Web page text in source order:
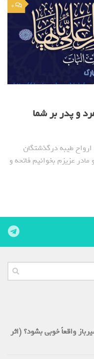
0
و پدر بر شما
طیبه درگذشتگان
عزیزم بخوانیم فاتحه و
واقعاً خوبی بشود؟ (اثر